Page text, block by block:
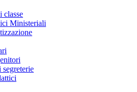
classe
Ministeriali